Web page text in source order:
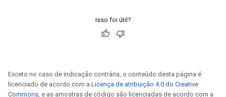
Isso foi útil?
Exceto no caso de indicação contrária, o conteúdo desta página é
licenciado de acordo com a Licença de atribuição 4.0 do Creative
Commons, e as amostras de código são licenciadas de acordo com a